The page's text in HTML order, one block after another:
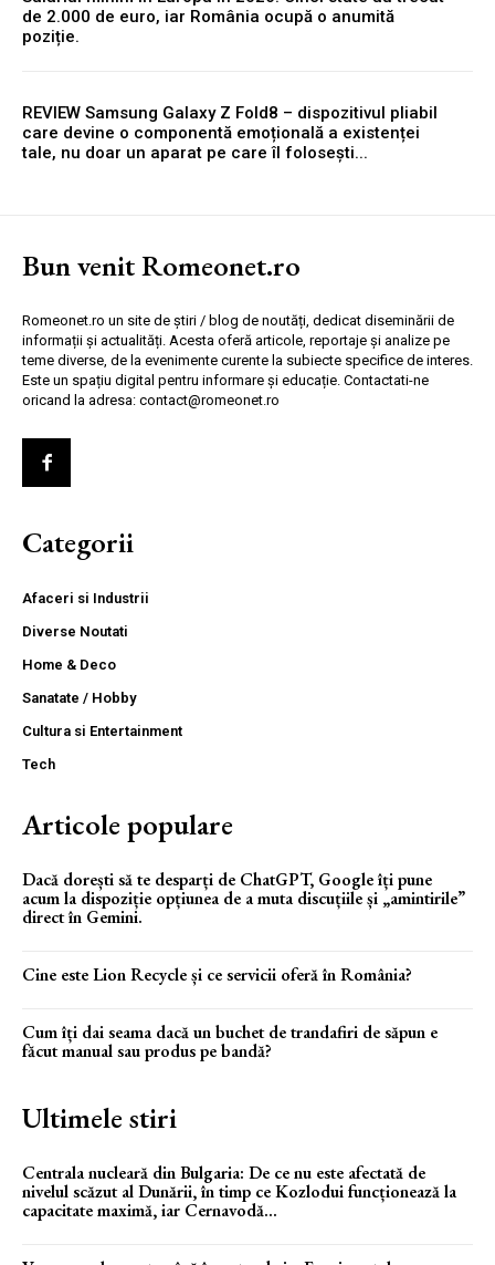
de 2.000 de euro, iar România ocupă o anumită
poziție.
REVIEW Samsung Galaxy Z Fold8 – dispozitivul pliabil
care devine o componentă emoțională a existenței
tale, nu doar un aparat pe care îl folosești...
Bun venit Romeonet.ro
Romeonet.ro un site de știri / blog de noutăți, dedicat diseminării de
informații și actualități. Acesta oferă articole, reportaje și analize pe
teme diverse, de la evenimente curente la subiecte specifice de interes.
Este un spațiu digital pentru informare și educație. Contactati-ne
oricand la adresa: contact@romeonet.ro
Categorii
Afaceri si Industrii
Diverse Noutati
Home & Deco
Sanatate / Hobby
Cultura si Entertainment
Tech
Articole populare
Dacă dorești să te desparți de ChatGPT, Google îți pune
acum la dispoziție opțiunea de a muta discuțiile și „amintirile”
direct în Gemini.
Cine este Lion Recycle și ce servicii oferă în România?
Cum îți dai seama dacă un buchet de trandafiri de săpun e
făcut manual sau produs pe bandă?
Ultimele stiri
Centrala nucleară din Bulgaria: De ce nu este afectată de
nivelul scăzut al Dunării, în timp ce Kozlodui funcționează la
capacitate maximă, iar Cernavodă...